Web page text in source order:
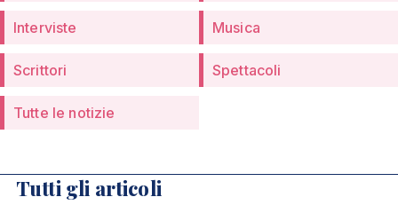
Interviste Musica
Scrittori Spettacoli
Tutte le notizie
Tutti gli articoli